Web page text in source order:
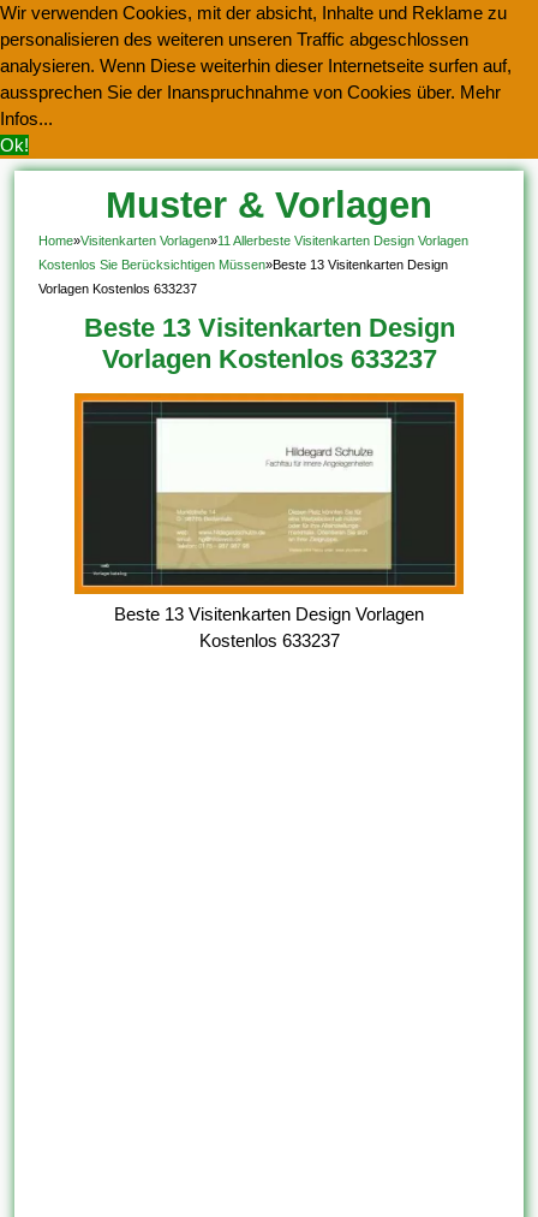
Wir verwenden Cookies, mit der absicht, Inhalte und Reklame zu
personalisieren des weiteren unseren Traffic abgeschlossen
analysieren. Wenn Diese weiterhin dieser Internetseite surfen auf,
aussprechen Sie der Inanspruchnahme von Cookies über. Mehr
Infos...
Ok!
Muster & Vorlagen
Kostenlos Herunterladen
Home»Visitenkarten Vorlagen»11 Allerbeste Visitenkarten Design Vorlagen
Kostenlos Sie Berücksichtigen Müssen»Beste 13 Visitenkarten Design
Vorlagen Kostenlos 633237
Beste 13 Visitenkarten Design
Vorlagen Kostenlos 633237
Beste 13 Visitenkarten Design Vorlagen
Kostenlos 633237